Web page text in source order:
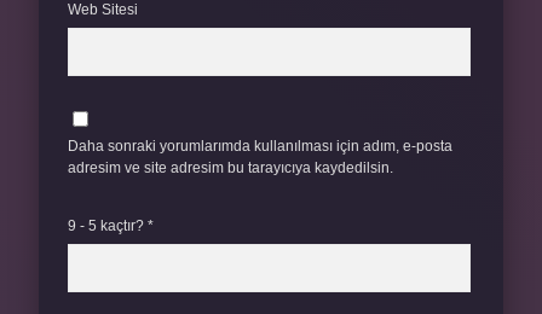
Web Sitesi
Daha sonraki yorumlarımda kullanılması için adım, e-posta
adresim ve site adresim bu tarayıcıya kaydedilsin.
9 - 5 kaçtır? *